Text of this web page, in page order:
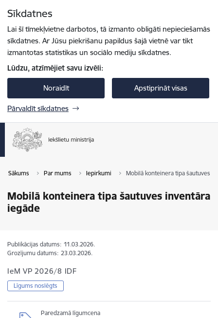
Sīkdatnes
Lai šī tīmekļvietne darbotos, tā izmanto obligāti nepieciešamās
sīkdatnes. Ar Jūsu piekrišanu papildus šajā vietnē var tikt
izmantotas statistikas un sociālo mediju sīkdatnes.
Lūdzu, atzīmējiet savu izvēli:
Noraidīt Apstiprināt visas
Pārvaldīt sīkdatnes
Sākums Par mums Iepirkumi Mobilā konteinera tipa šautuves
Mobilā konteinera tipa šautuves inventāra
iegāde
Publikācijas datums: 11.03.2026.
Grozījumu datums: 23.03.2026.
IeM VP 2026/8 IDF
Līgums noslēgts
Paredzamā līgumcena